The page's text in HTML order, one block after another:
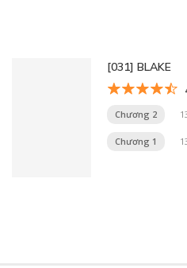
[031] BLAKE
Chương 2
Chương 1